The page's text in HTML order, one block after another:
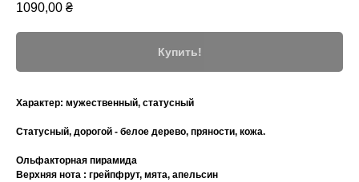
1090,00 ₴
Купить!
Характер: мужественный, статусный
Статусный, дорогой - белое дерево, пряности, кожа.
Ольфакторная пирамида
Верхняя нота : грейпфрут, мята, апельсин